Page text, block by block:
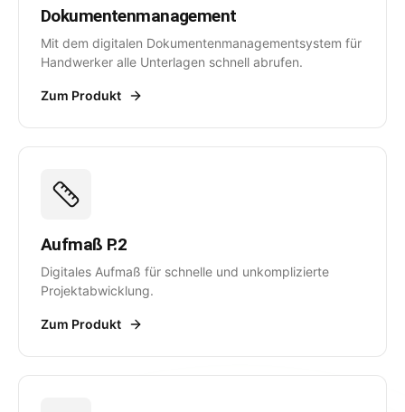
Dokumentenmanagement
Mit dem digitalen Dokumentenmanagementsystem für
Handwerker alle Unterlagen schnell abrufen.
Zum Produkt
Aufmaß P.2
Digitales Aufmaß für schnelle und unkomplizierte
Projektabwicklung.
Zum Produkt